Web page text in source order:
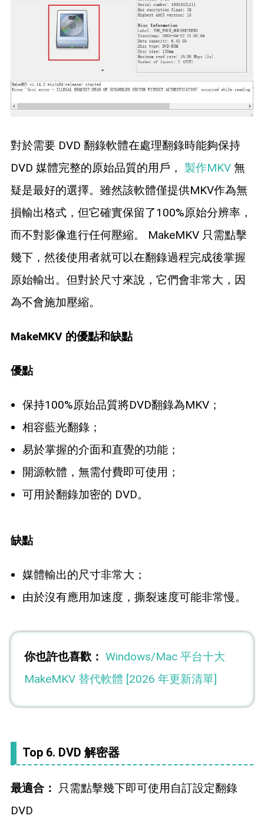
對於需要 DVD 翻錄軟體在處理翻錄時能夠保持
DVD 媒體完整的原始品質的用戶， 製作MKV無
疑是最好的選擇。雖然該軟體僅提供MKV作為無
損輸出格式，但它確實保留了100%原始分辨率，
而不對影像進行任何壓縮。 MakeMKV 只需點擊
幾下，然後使用者就可以在翻錄過程完成後掌握
原始輸出。但對於尺寸來說，它們會非常大，因
為不會施加壓縮。
MakeMKV 的優點和缺點
優點
保持100%原始品質將DVD翻錄為MKV；
相容藍光翻錄；
易於掌握的介面和直覺的功能；
開源軟體，無需付費即可使用；
可用於翻錄加密的 DVD。
缺點
媒體輸出的尺寸非常大；
由於沒有應用加速度，撕裂速度可能非常慢。
你也許也喜歡： Windows/Mac 平台十大
MakeMKV 替代軟體 [2026 年更新清單]
Top 6. DVD 解密器
最適合：
只需點擊幾下即可使用自訂設定翻錄
DVD